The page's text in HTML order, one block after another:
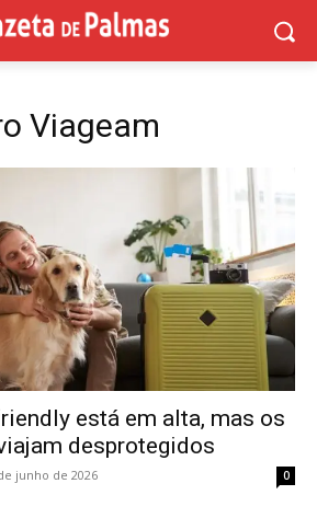
Viageam
está em alta, mas os
desprotegidos
junho de 2026 0